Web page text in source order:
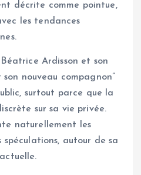
décrite comme pointue,
les tendances
Ardisson et son
nouveau compagnon”
surtout parce que la
sur sa vie privée.
naturellement les
autour de sa